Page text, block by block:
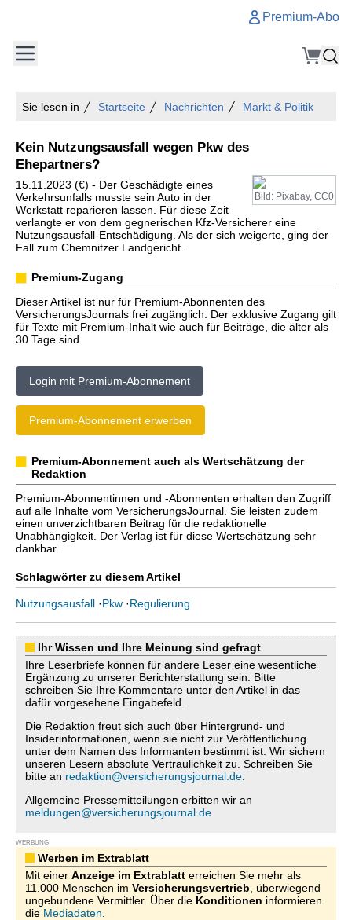
Premium-Abo
Sie lesen in Startseite Nachrichten Markt & Politik
Kein Nutzungsausfall wegen Pkw des
Ehepartners?
Bild: Pixabay, CC0
15.11.2023 (€) - Der Geschädigte eines
Verkehrsunfalls musste sein Auto in der
Werkstatt reparieren lassen. Für diese Zeit
verlangte er von dem gegnerischen Kfz-Versicherer eine
Nutzungsausfall-Entschädigung. Als der sich weigerte, ging der
Fall zum Chemnitzer Landgericht.
Premium-Zugang
Dieser Artikel ist nur für Premium-Abonnenten des
VersicherungsJournals frei zugänglich. Der exklusive Zugang gilt
für Texte mit Premium-Inhalt wie auch für Beiträge, die älter als
30 Tage sind.
Login mit Premium-Abonnement
Premium-Abonnement erwerben
Premium-Abonnement auch als Wertschätzung der
Redaktion
Premium-Abonnentinnen und -Abonnenten erhalten den Zugriff
auf alle Inhalte vom VersicherungsJournal. Sie leisten zudem
einen unverzichtbaren Beitrag für die redaktionelle
Unabhängigkeit. Der Verlag ist für diese Wertschätzung sehr
dankbar.
Schlagwörter zu diesem Artikel
Nutzungsausfall ·Pkw ·Regulierung
Ihr Wissen und Ihre Meinung sind gefragt
Ihre Leserbriefe können für andere Leser eine wesentliche
Ergänzung zu unserer Berichterstattung sein. Bitte
schreiben Sie Ihre Kommentare unter den Artikel in das
dafür vorgesehene Eingabefeld.
Die Redaktion freut sich auch über Hintergrund- und
Insiderinformationen, wenn sie nicht zur Veröffentlichung
unter dem Namen des Informanten bestimmt ist. Wir sichern
unseren Lesern absolute Vertraulichkeit zu. Schreiben Sie
bitte an redaktion@versicherungsjournal.de
Allgemeine Pressemitteilungen erbitten wir an
meldungen@versicherungsjournal.de
WERBUNG
Werben im Extrablatt
Mit einer Anzeige im Extrablatt erreichen Sie mehr als
11.000 Menschen im Versicherungsvertrieb , überwiegend
ungebundene Vermittler. Über die Konditionen informieren
die Mediadaten